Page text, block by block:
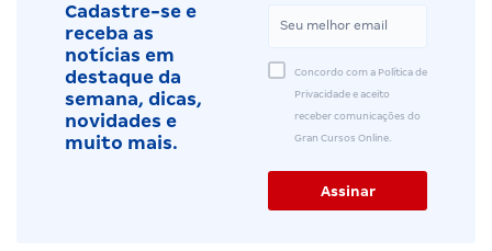
Cadastre-se e
receba as
notícias em
destaque da
semana, dicas,
novidades e
muito mais.
Concordo com a Política de
Privacidade e aceito
receber comunicações do
Gran Cursos Online.